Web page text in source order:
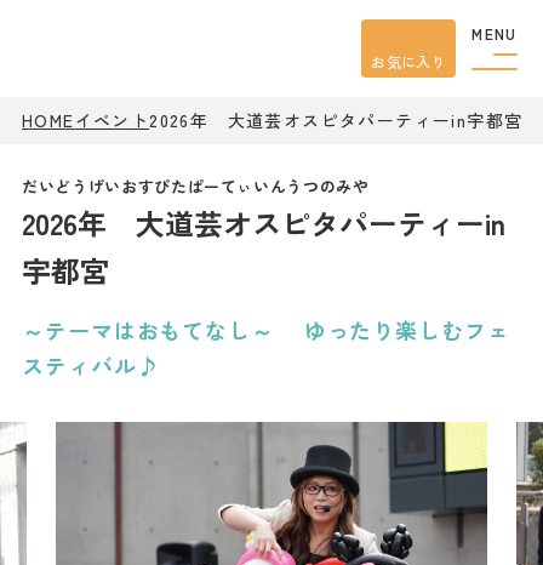
MENU
お気に入り
HOMEイベント2026年 大道芸オスピタパーティーin宇都宮
2026年 大道芸オスピタパーティーin
宇都宮
～テーマはおもてなし～ ゆったり楽しむフェ
スティバル♪
観光案内
餃子
グルメ
宿泊
ピックアップ
はじめての宇都宮
宇都宮市民ライター
記事